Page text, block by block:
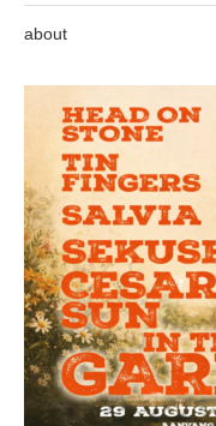
about